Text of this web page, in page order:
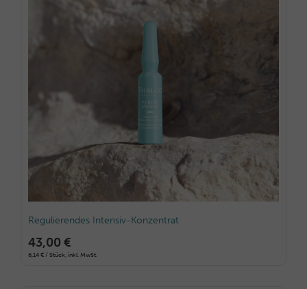
Regulierendes Intensiv-Konzentrat
43,00 €
6,14 € / Stück, inkl. MwSt.